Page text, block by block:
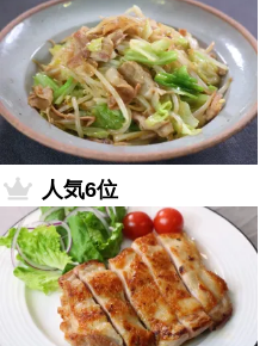
人気6位